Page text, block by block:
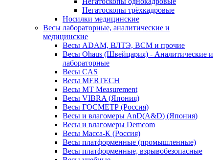
Негатоскопы трёхкадровые
Носилки медицинские
Весы лабораторные, аналитические и
медицинские
Весы ADAM, ВЛТЭ, BCM и прочие
Весы Ohaus (Швейцария) - Аналитические и
лабораторные
Весы CAS
Весы MERTECH
Весы MT Measurement
Весы VIBRA (Япония)
Весы ГОСМЕТР (Россия)
Весы и влагомеры AnD(A&D) (Япония)
Весы и влагомеры Demcom
Весы Масса-К (Россия)
Весы платформенные (промышленные)
Весы платформенные, взрывобезопасные